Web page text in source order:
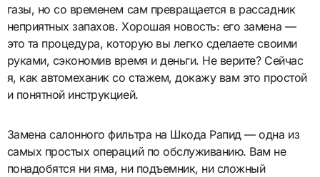
газы, но со временем сам превращается в рассадник
неприятных запахов. Хорошая новость: его замена —
это та процедура, которую вы легко сделаете своими
руками, сэкономив время и деньги. Не верите? Сейчас
я, как автомеханик со стажем, докажу вам это простой
и понятной инструкцией.
Замена салонного фильтра на Шкода Рапид — одна из
самых простых операций по обслуживанию. Вам не
понадобятся ни яма, ни подъемник, ни сложный